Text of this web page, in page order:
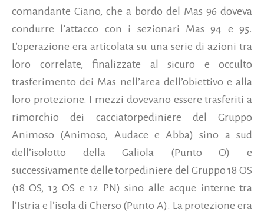
comandante Ciano, che a bordo del Mas 96 doveva
condurre l’attacco con i sezionari Mas 94 e 95.
L’operazione era articolata su una serie di azioni tra
loro correlate, finalizzate al sicuro e occulto
trasferimento dei Mas nell’area dell’obiettivo e alla
loro protezione. I mezzi dovevano essere trasferiti a
rimorchio dei cacciatorpediniere del Gruppo
Animoso (Animoso, Audace e Abba) sino a sud
dell’isolotto della Galiola (Punto O) e
successivamente delle torpediniere del Gruppo 18 OS
(18 OS, 13 OS e 12 PN) sino alle acque interne tra
l’Istria e l’isola di Cherso (Punto A). La protezione era